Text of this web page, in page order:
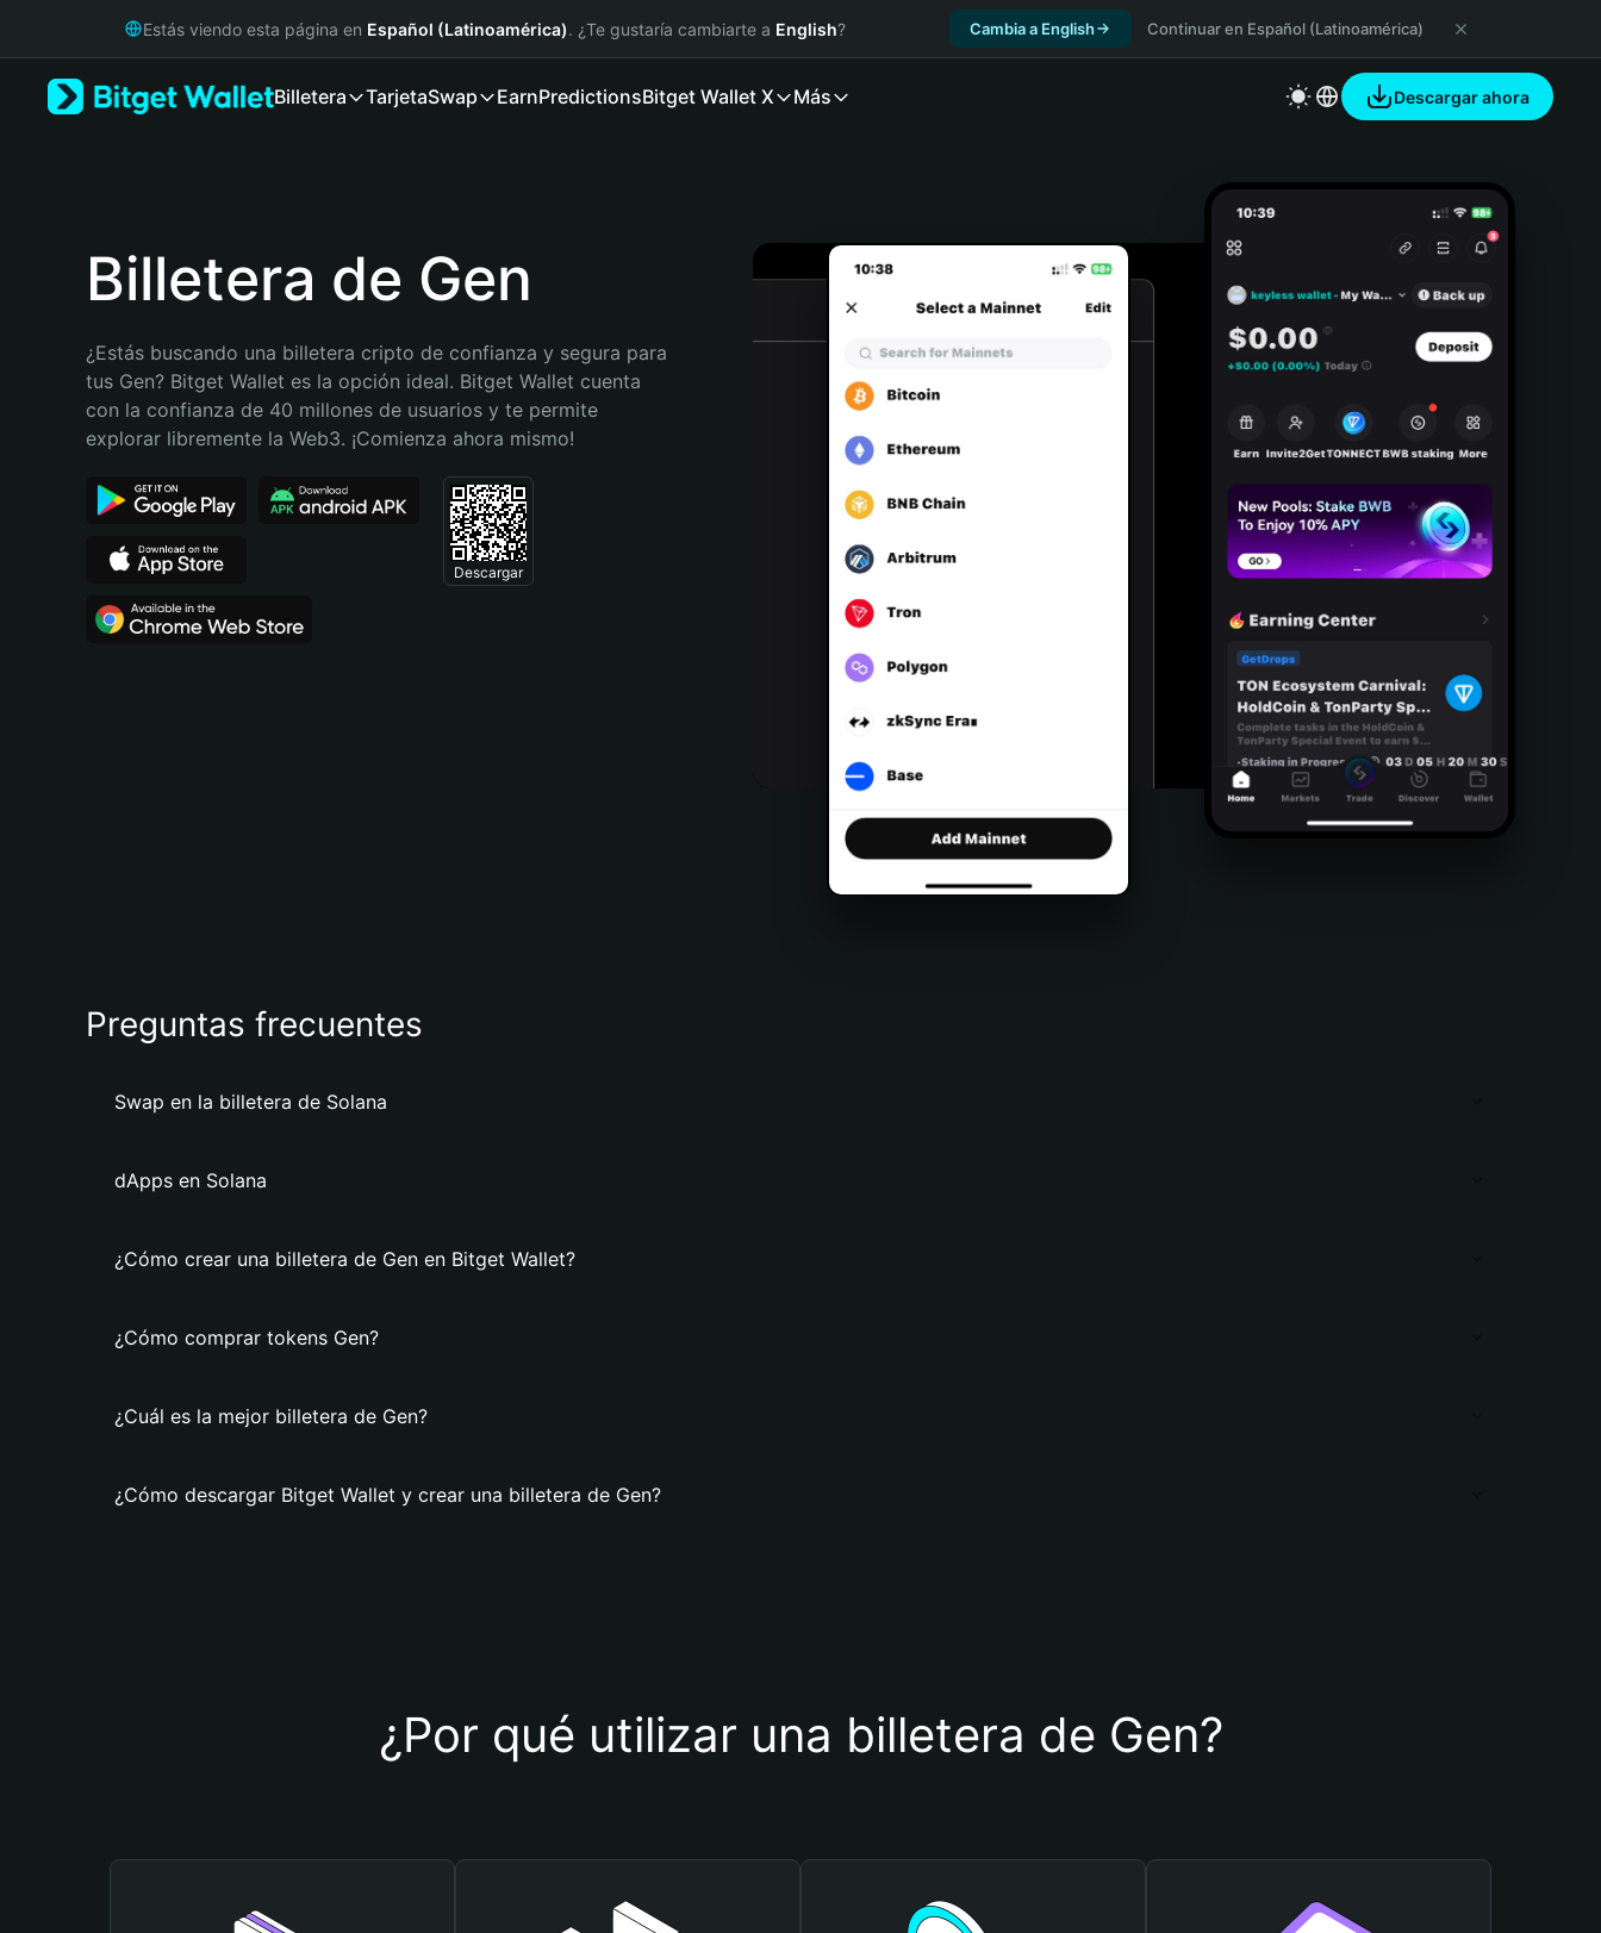
Русский
Bahasa Indonesia
Português (Brasil)
Estás viendo esta página en Español (Latinoamérica). ¿Te gustaría cambiarte a English? Cambia a English Continuar en Español (Latinoamérica)
Billetera TarjetaSwap EarnPredictionsBitget Wallet X Más Descargar ahora
Billetera de Gen
¿Estás buscando una billetera cripto de confianza y segura para
tus Gen? Bitget Wallet es la opción ideal. Bitget Wallet cuenta
con la confianza de 40 millones de usuarios y te permite
explorar libremente la Web3. ¡Comienza ahora mismo!
Descargar
Preguntas frecuentes
Swap en la billetera de Solana
dApps en Solana
¿Cómo crear una billetera de Gen en Bitget Wallet?
¿Cómo comprar tokens Gen?
¿Cuál es la mejor billetera de Gen?
¿Cómo descargar Bitget Wallet y crear una billetera de Gen?
¿Por qué utilizar una billetera de Gen?